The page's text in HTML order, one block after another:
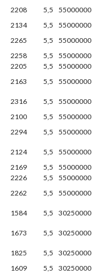
2208 5,5
55000000
2134 5,5
55000000
2265 5,5
55000000
2258 5,5
55000000
2205 5,5
55000000
2163 5,5 55000000
2316 5,5
55000000
2100 5,5
55000000
2294 5,5 55000000
2124 5,5
55000000
2169 5,5
55000000
2226 5,5
55000000
2262 5,5 55000000
1584 5,5 30250000
1673 5,5 30250000
1825 5,5
30250000
1609 5,5
30250000